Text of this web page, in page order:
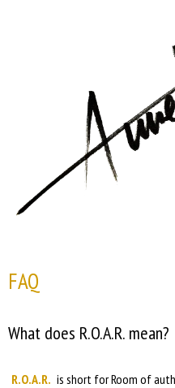
FAQ
What does R.O.A.R. mean?
R.O.A.R. is short for Room of